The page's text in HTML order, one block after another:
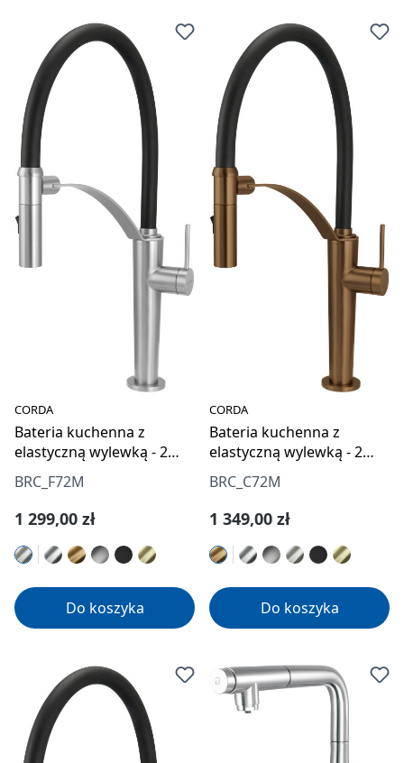
CORDA
Bateria kuchenna z
elastyczną wylewką - 2
rodzaje strumienia
BRC_F72M
Cena regularna:
1 299,00 zł
Do koszyka
CORDA
Bateria kuchenna z
elastyczną wylewką - 2
rodzaje strumienia
BRC_C72M
Cena regularna:
1 349,00 zł
Do koszyka